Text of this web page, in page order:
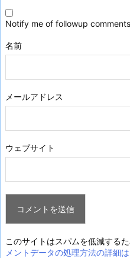
Notify me of followup
名前
メールアドレス
ウェブサイト
このサイトはスパムを低減する
メントデータの処理方法の詳細